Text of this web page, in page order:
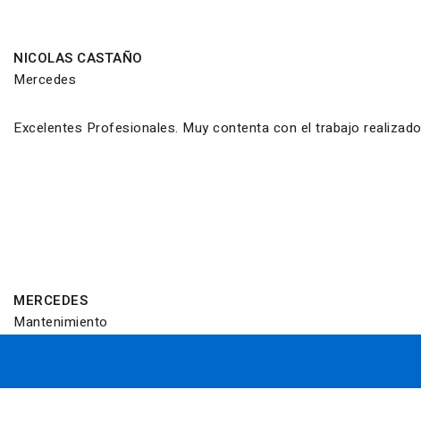
NICOLAS CASTAÑO
Mercedes
Excelentes Profesionales. Muy contenta con el trabajo
MERCEDES
Mantenimiento